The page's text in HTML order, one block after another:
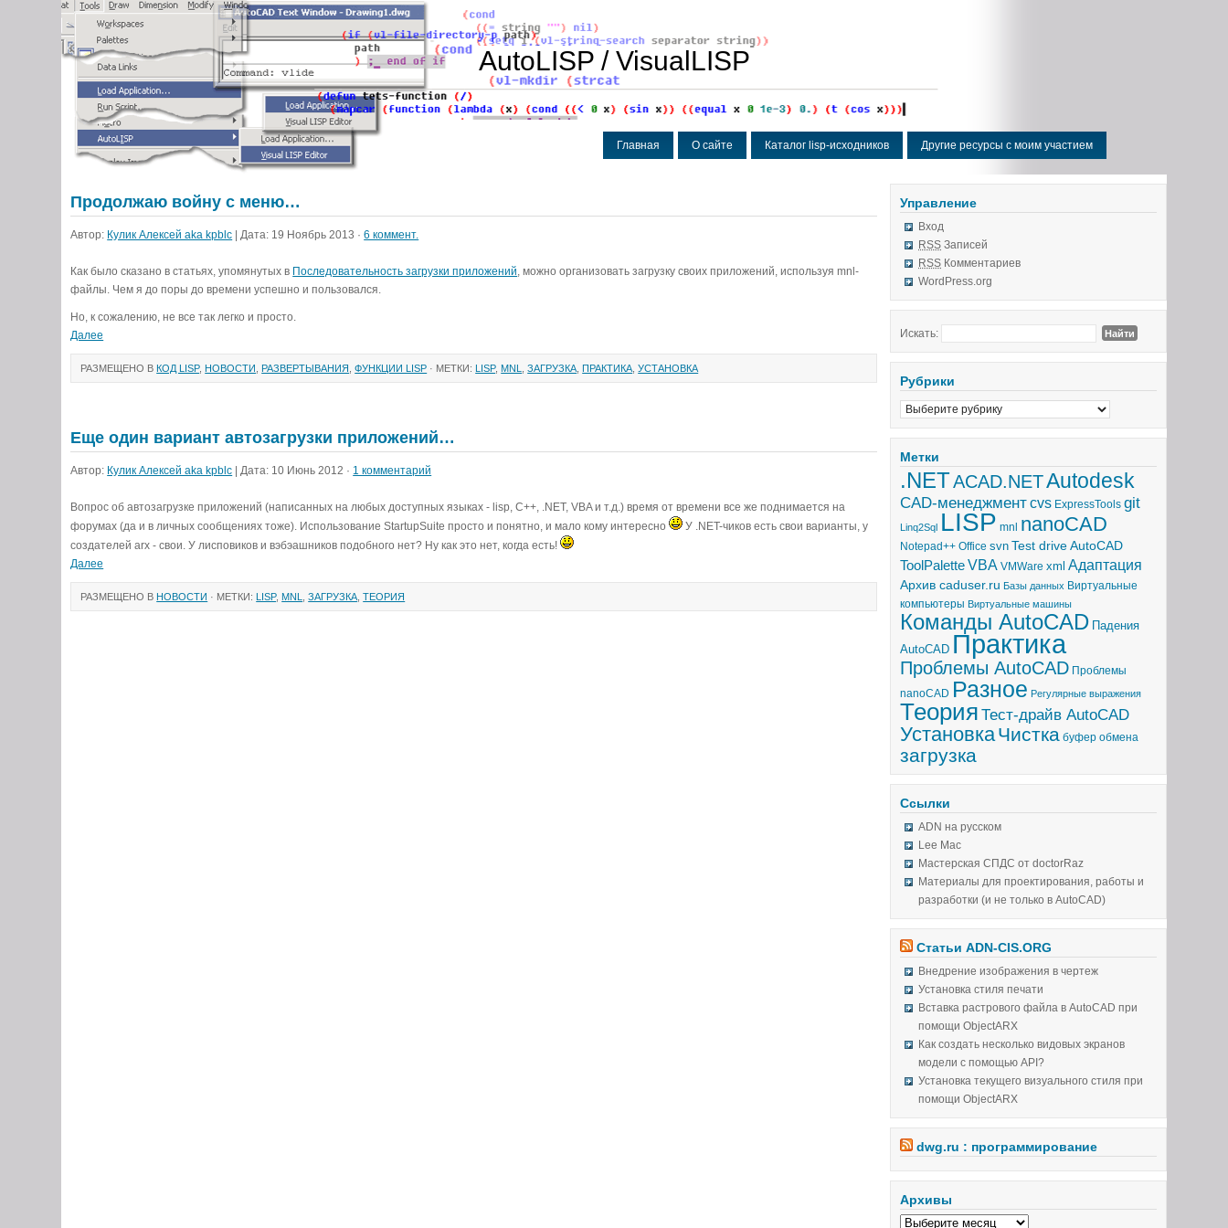
AutoLISP / VisualLISP
Главная О сайте Каталог lisp-исходников Другие ресурсы с моим участием
Продолжаю войну с меню…
Автор: Кулик Алексей aka kpblc | Дата: 19 Ноябрь 2013 ·6 коммент.
Как было сказано в статьях, упомянутых в Последовательность загрузки приложений, можно организовать загрузку своих приложений, используя mnl-
файлы. Чем я до поры до времени успешно и пользовался.
Но, к сожалению, не все так легко и просто.
Далее
РАЗМЕЩЕНО ВКОД LISP,НОВОСТИ ,РАЗВЕРТЫВАНИЯ ,ФУНКЦИИ LISP · МЕТКИ:LISP,MNL ,ЗАГРУЗКА ,ПРАКТИКА ,УСТАНОВКА
Еще один вариант автозагрузки приложений…
Автор: Кулик Алексей aka kpblc | Дата: 10 Июнь 2012 · 1 комментарий
Вопрос об автозагрузке приложений (написанных на любых доступных языках - lisp, C++, .NET, VBA и т.д.) время от времени все же поднимается на
форумах (да и в личных сообщениях тоже). Использование StartupSuite просто и понятно, и мало кому интересно
У .NET-чиков есть свои варианты, у
создателей arx - свои. У лисповиков и вэбэашников подобного нет? Ну как это нет, когда есть!
Далее
РАЗМЕЩЕНО ВНОВОСТИ · МЕТКИ:LISP,MNL ,ЗАГРУЗКА ,ТЕОРИЯ
Управление
Вход
RSS Записей
RSS Комментариев
WordPress.org
Искать:
Рубрики
Метки
.NETACAD.NETAutodesk
CAD-менеджмент cvs ExpressTools git
Linq2Sql LISP mnl nanoCAD
Notepad++ Office svn Test drive AutoCAD
ToolPalette VBA VMWare xml Адаптация
Архив caduser.ru Базы данных Виртуальные
компьютеры Виртуальные машины
Команды AutoCAD Падения
AutoCAD Практика
Проблемы AutoCAD Проблемы
nanoCAD Разное Регулярные выражения
Теория Тест-драйв AutoCAD
УстановкаЧистка буфер обмена
загрузка
Ссылки
ADN на русском
Lee Mac
Мастерская СПДС от doctorRaz
Материалы для проектирования, работы и
разработки (и не только в AutoCAD)
Статьи ADN-CIS.ORG
Внедрение изображения в чертеж
Установка стиля печати
Вставка растрового файла в AutoCAD при
помощи ObjectARX
Как создать несколько видовых экранов
модели с помощью API?
Установка текущего визуального стиля при
помощи ObjectARX
dwg.ru : программирование
Архивы